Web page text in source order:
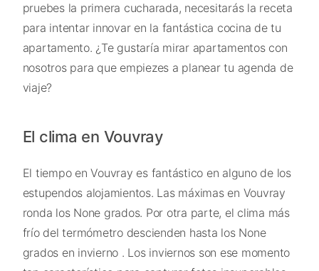
pruebes la primera cucharada, necesitarás la receta
para intentar innovar en la fantástica cocina de tu
apartamento. ¿Te gustaría mirar apartamentos con
nosotros para que empiezes a planear tu agenda de
viaje?
El clima en Vouvray
El tiempo en Vouvray es fantástico en alguno de los
estupendos alojamientos. Las máximas en Vouvray
ronda los None grados. Por otra parte, el clima más
frío del termómetro descienden hasta los None
grados en invierno . Los inviernos son ese momento